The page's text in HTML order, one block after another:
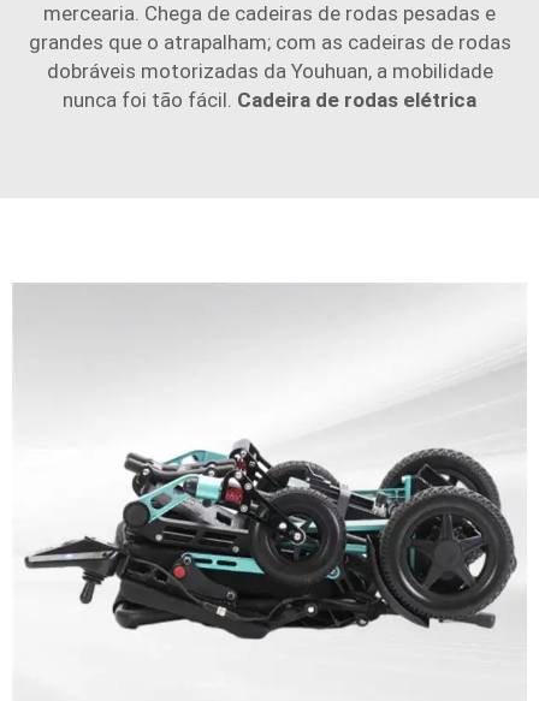
mercearia. Chega de cadeiras de rodas pesadas e
grandes que o atrapalham; com as cadeiras de rodas
dobráveis motorizadas da Youhuan, a mobilidade
nunca foi tão fácil. Cadeira de rodas elétrica